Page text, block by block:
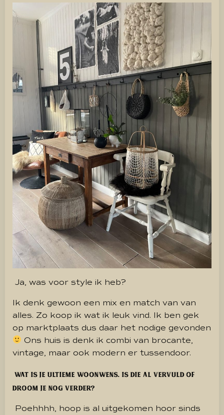
Ja, was voor style ik heb?
Ik denk gewoon een mix en match van van
alles. Zo koop ik wat ik leuk vind. Ik ben gek
op marktplaats dus daar het nodige gevonden
Ons huis is denk ik combi van brocante,
vintage, maar ook modern er tussendoor.
Wat is je ultieme woonwens. Is die al vervuld of
droom je nog verder?
Poehhhh, hoop is al uitgekomen hoor sinds